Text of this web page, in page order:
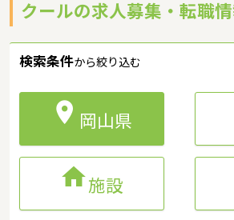
クールの求人募集・転職
検索条件から絞り込む
 岡山県
施設